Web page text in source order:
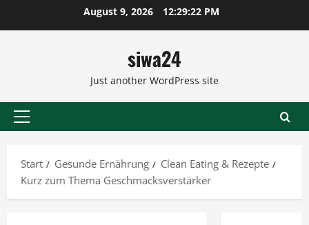
August 9, 2026 12:29:22 PM
siwa24
Just another WordPress site
Primäres
Start
Gesunde Ernährung
Clean Eating & Rezepte
Kurz zum Thema Geschmacksverstärker